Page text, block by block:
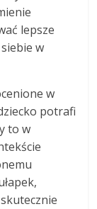
lepsze
w
w
potrafi
to w